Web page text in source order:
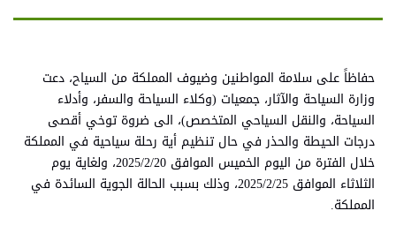
حفاظاً على سلامة المواطنين وضيوف المملكة من السياح، دعت
وزارة السياحة والآثار، جمعيات (وكلاء السياحة والسفر، وأدلاء
السياحة، والنقل السياحي المتخصص)، الى ضروة توخي أقصى
درجات الحيطة والحذر في حال تنظيم أية رحلة سياحية في المملكة
خلال الفترة من اليوم الخميس الموافق 2025/2/20، ولغاية يوم
الثلاثاء الموافق 2025/2/25، وذلك بسبب الحالة الجوية السائدة في
المملكة.